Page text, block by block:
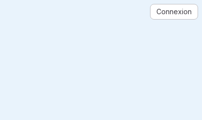
Connexion